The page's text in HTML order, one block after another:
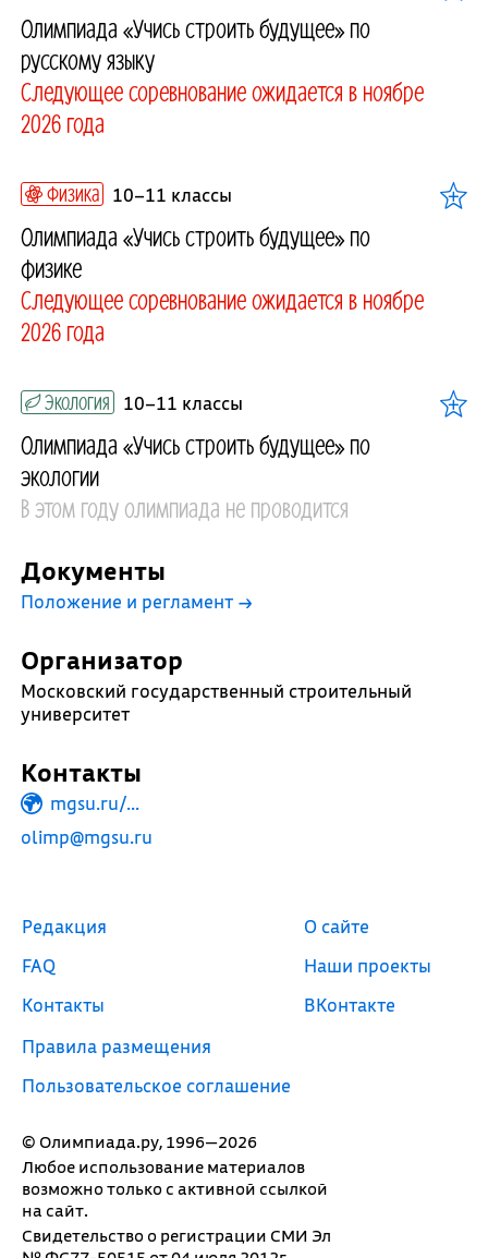
Олимпиада «Учись строить будущее» по
русскому языку
Следующее соревнование ожидается в ноябре
2026 года
Физика 10–11 классы
Олимпиада «Учись строить будущее» по
физике
Следующее соревнование ожидается в ноябре
2026 года
Экология 10–11 классы
Олимпиада «Учись строить будущее» по
экологии
В этом году олимпиада не проводится
Документы
Положение и регламент →
Организатор
Московский государственный строительный
университет
Контакты
mgsu.ru/...
olimp@mgsu.ru
© Олимпиада.ру, 1996—2026
Любое использование материалов
возможно только с активной ссылкой
на сайт.
Свидетельство о регистрации СМИ Эл
Редакция
FAQ
Контакты
Правила размещения
Пользовательское соглашение
О сайте
Наши проекты
ВКонтакте